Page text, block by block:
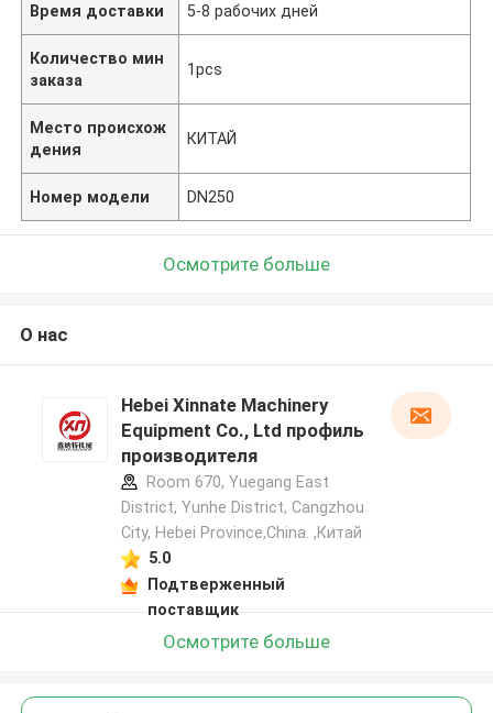
Время доставки 5-8 рабочих дней
Количество мин
заказа
1pcs
Место происхож
дения
КИТАЙ
Номер модели DN250
Осмотрите больше
О нас
Hebei Xinnate Machinery
Equipment Co., Ltd профиль
производителя
Room 670, Yuegang East
District, Yunhe District, Cangzhou
City, Hebei Province,China. ,Китай
5.0
Подтверженный
поставщик
Осмотрите больше